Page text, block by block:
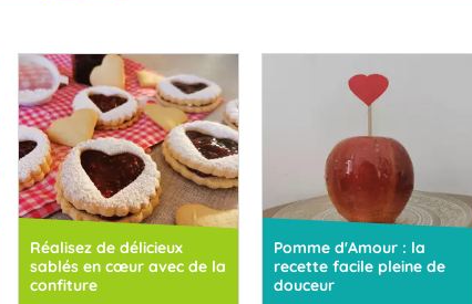
Réalisez de délicieux
sablés en cœur avec de la
confiture
Pomme d'Amour : la
recette facile pleine de
douceur